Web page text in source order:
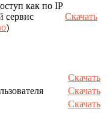
как по IP
сервис
)
Скачать
Скачать
Скачать
Скачать